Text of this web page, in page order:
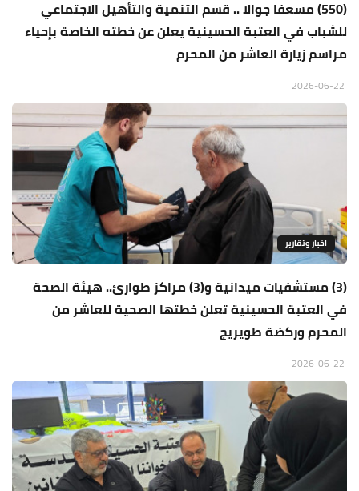
(550) مسعفا جوالا .. قسم التنمية والتأهيل الاجتماعي
للشباب في العتبة الحسينية يعلن عن خطته الخاصة بإحياء
مراسم زيارة العاشر من المحرم
اخبار وتقارير
(3) مستشفيات ميدانية و(3) مراكز طوارئ.. هيئة الصحة
في العتبة الحسينية تعلن خطتها الصحية للعاشر من
المحرم وركضة طويريج